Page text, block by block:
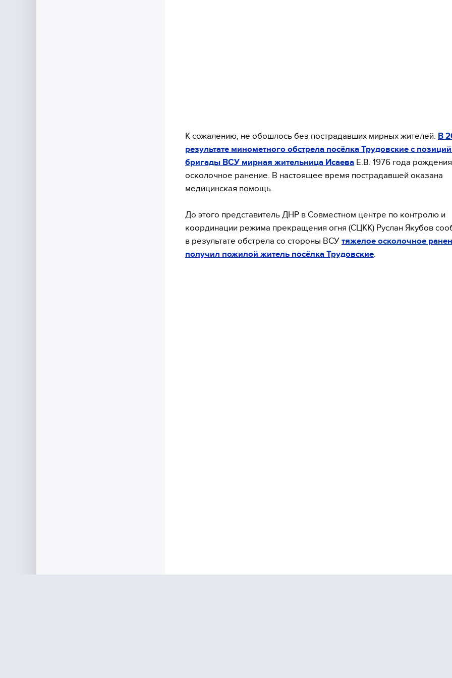
К сожалению, не обошлось без пострадавших мирных жителей. В
результате минометного обстрела посёлка Трудовские с
бригады ВСУ мирная жительница Исаева Е.В. 1976 года
осколочное ранение. В настоящее время пострадавшей оказана
медицинская помощь.
До этого представитель ДНР в Совместном центре по контролю и
координации режима прекращения огня (СЦКК) Руслан Якубов
в результате обстрела со стороны ВСУ тяжелое осколочное
получил пожилой житель посёлка Трудовские